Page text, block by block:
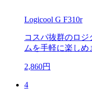
Logicool G F310r
コスパ抜群のロジ
ムを手軽に楽しめ
2,860円
4